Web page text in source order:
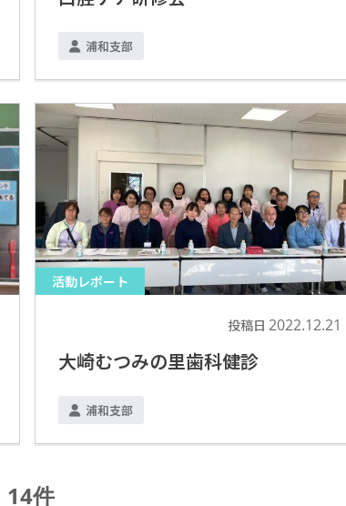
浦和支部
活動レポート
投稿日 2022.12.21
大崎むつみの里歯科健診
浦和支部
14件